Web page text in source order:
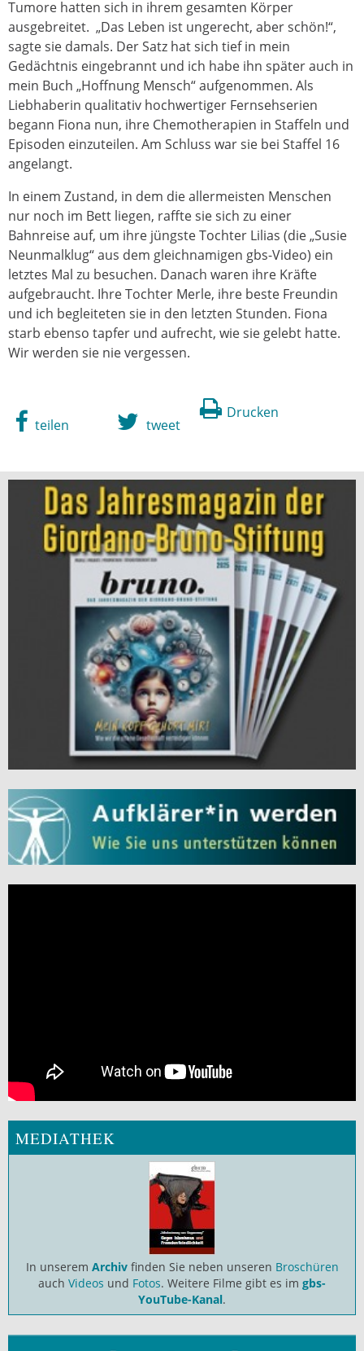
Tumore hatten sich in ihrem gesamten Körper
ausgebreitet. „Das Leben ist ungerecht, aber schön!“,
sagte sie damals. Der Satz hat sich tief in mein
Gedächtnis eingebrannt und ich habe ihn später auch in
mein Buch „Hoffnung Mensch“ aufgenommen. Als
Liebhaberin qualitativ hochwertiger Fernsehserien
begann Fiona nun, ihre Chemotherapien in Staffeln und
Episoden einzuteilen. Am Schluss war sie bei Staffel 16
angelangt.
In einem Zustand, in dem die allermeisten Menschen
nur noch im Bett liegen, raffte sie sich zu einer
Bahnreise auf, um ihre jüngste Tochter Lilias (die „Susie
Neunmalklug“ aus dem gleichnamigen gbs-Video) ein
letztes Mal zu besuchen. Danach waren ihre Kräfte
aufgebraucht. Ihre Tochter Merle, ihre beste Freundin
und ich begleiteten sie in den letzten Stunden. Fiona
starb ebenso tapfer und aufrecht, wie sie gelebt hatte.
Wir werden sie nie vergessen.
Drucken
teilen tweet
MEDIATHEK
In unserem Archiv finden Sie neben unseren Broschüren
auch Videos und Fotos. Weitere Filme gibt es im gbs-
YouTube-Kanal.